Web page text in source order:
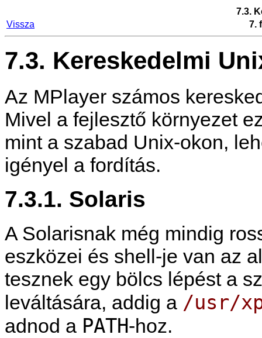
7.3.
Vissza
7.
7.3. Kereskedelmi
Az MPlayer számos
Mivel a fejlesztő környezet
mint a szabad Unix-okon,
igényel a fordítás.
7.3.1. Solaris
A Solarisnak még mindig
eszközei és shell-je van az
tesznek egy bölcs lépést a
leváltására, addig a /usr/
adnod a PATH-hoz.